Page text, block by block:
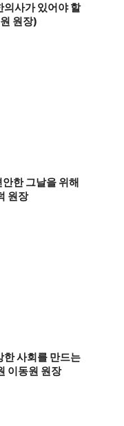
의사가 있어야 할
원장)
한 그날을 위해
원장
한 사회를 만드는
이동원 원장